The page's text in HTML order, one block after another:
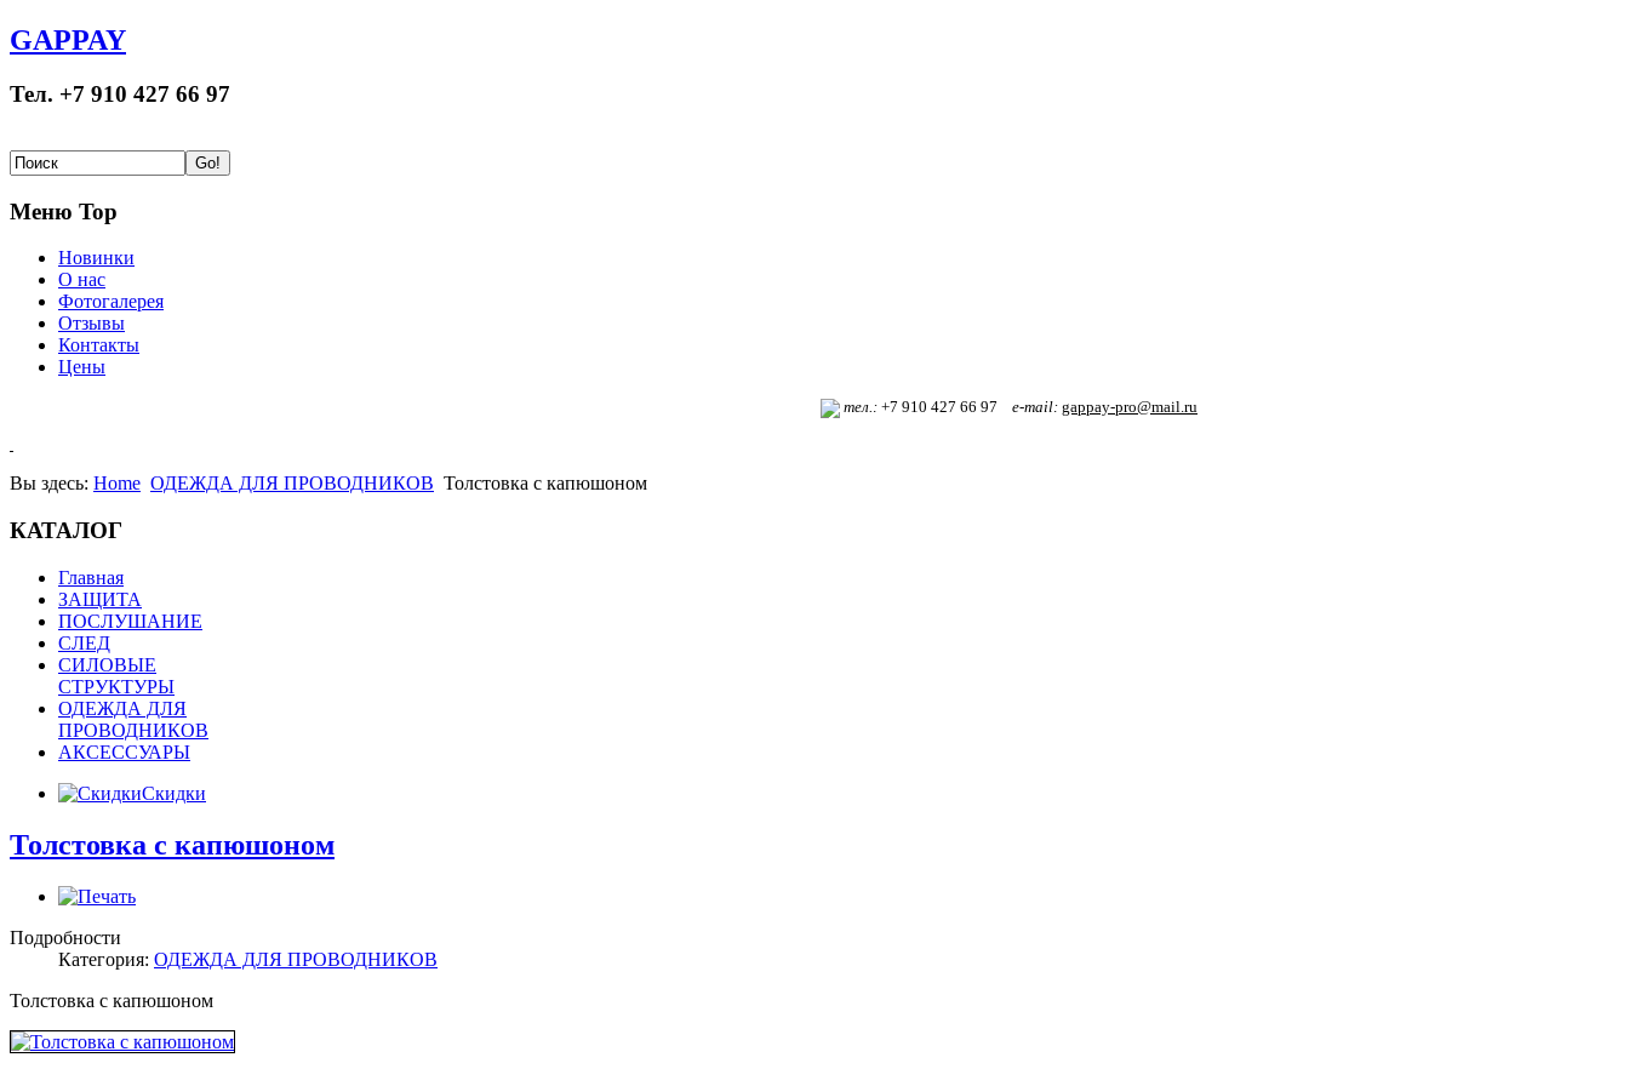
GAPPAY
Тел. +7 910 427 66 97
Меню Top
Новинки
О нас
Фотогалерея
Отзывы
Контакты
Цены
тел.: +7 910 427 66 97 e-mail: gappay-pro@mail.ru
Вы здесь: Home ОДЕЖДА ДЛЯ ПРОВОДНИКОВ Толстовка с капюшоном
КАТАЛОГ
Главная
ЗАЩИТА
ПОСЛУШАНИЕ
СЛЕД
СИЛОВЫЕ
СТРУКТУРЫ
ОДЕЖДА ДЛЯ
ПРОВОДНИКОВ
АКСЕССУАРЫ
Скидки
Толстовка с капюшоном
Подробности
Категория: ОДЕЖДА ДЛЯ ПРОВОДНИКОВ
Толстовка с капюшоном